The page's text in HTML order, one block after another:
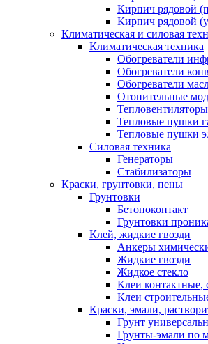
Кирпич рядовой
Кирпич рядовой
Климатическая и силовая
Климатическая техника
Обогреватели
Обогреватели
Обогреватели
Отопительные
Тепловые пушки
Тепловые пушки
Силовая техника
Генераторы
Стабилизаторы
Краски, грунтовки, пены
Грунтовки
Бетоноконтакт
Грунтовки
Клей, жидкие гвозди
Анкеры
Жидкие гвозди
Жидкое стекло
Клеи контактные,
Клеи
Краски, эмали,
Грунт
Грунты-эмали по